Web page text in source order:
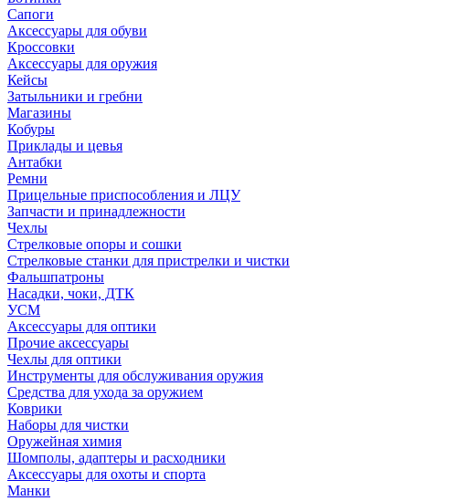
Сапоги
Аксессуары для обуви
Кроссовки
Аксессуары для оружия
Кейсы
Затыльники и гребни
Магазины
Кобуры
Приклады и цевья
Антабки
Ремни
Прицельные приспособления и ЛЦУ
Запчасти и принадлежности
Чехлы
Стрелковые опоры и сошки
Стрелковые станки для пристрелки и чистки
Фальшпатроны
Насадки, чоки, ДТК
УСМ
Аксессуары для оптики
Прочие аксессуары
Чехлы для оптики
Инструменты для обслуживания оружия
Средства для ухода за оружием
Коврики
Наборы для чистки
Оружейная химия
Шомполы, адаптеры и расходники
Аксессуары для охоты и спорта
Манки